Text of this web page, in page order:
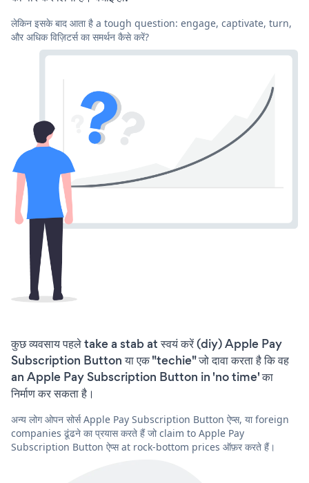
लेकिन इसके बाद आता है a tough question: engage, captivate, turn,
और अधिक विज़िटर्स का समर्थन कैसे करें?
कुछ व्यवसाय पहले take a stab at स्वयं करें (diy) Apple Pay
Subscription Button या एक "techie" जो दावा करता है कि वह
an Apple Pay Subscription Button in 'no time' का
निर्माण कर सकता है।
अन्य लोग ओपन सोर्स Apple Pay Subscription Button ऐप्स, या foreign
companies ढूंढने का प्रयास करते हैं जो claim to Apple Pay
Subscription Button ऐप्स at rock-bottom prices ऑफ़र करते हैं।